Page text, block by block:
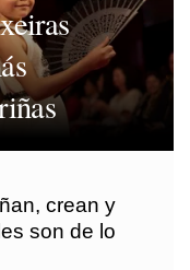
crean y
son de lo